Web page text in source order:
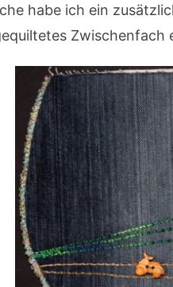
habe ich ein
Zwischenfach